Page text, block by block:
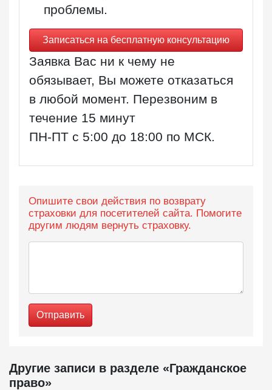
проблемы.
Записаться на бесплатную консультацию
Заявка Вас ни к чему не
обязывает, Вы можете отказаться
в любой момент. Перезвоним в
течение 15 минут
ПН-ПТ с 5:00 до 18:00 по МСК
Опишите свои действия по возврату
страховки для посетителей сайта. Помогите
другим людям вернуть страховку.
Отправить
Другие записи в разделе «Гражданское
право»